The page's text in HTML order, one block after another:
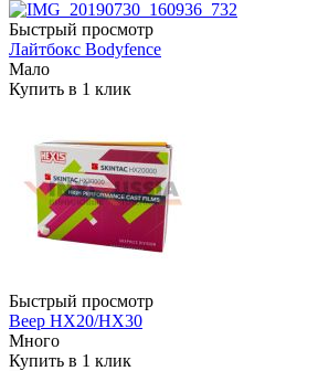
Быстрый просмотр
Лайтбокс Bodyfence
Мало
Купить в 1 клик
Быстрый просмотр
Веер HX20/HX30
Много
Купить в 1 клик